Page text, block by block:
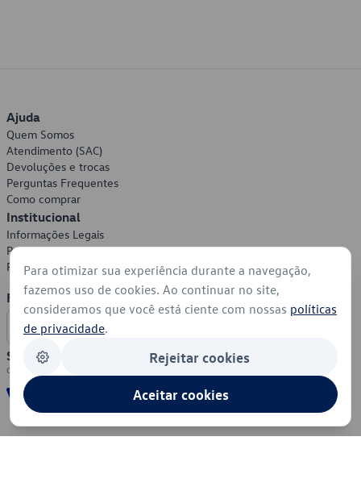
Ajuda
Quem Somos
Atendimento (SAC)
Devoluções e trocas
Perguntas Frequentes
Como comprar
Institucional
Informações Legais
Política de Privacidade
Política de Cookies
Formas de Pagamento
Segurança
Para otimizar sua experiência durante a navegação,
fazemos uso de cookies. Ao continuar no site,
consideramos que você está ciente com nossas políticas
de privacidade.
Rejeitar cookies
Aceitar cookies